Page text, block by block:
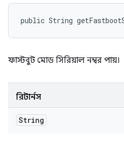
public String
ফাস্টবুট মোড সিরিয়াল নম্বর পায়।
রিটার্নস
String